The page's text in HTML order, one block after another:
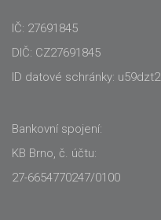
IČ: 27691845
DIČ: CZ27691845
ID datové schránky: u59dzt2
Bankovní spojení:
KB Brno, č. účtu:
27-6654770247/0100